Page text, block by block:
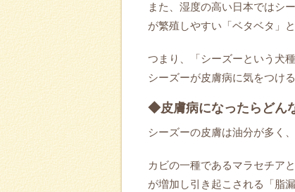
また、湿度の高い日本ではシ
が繁殖しやすい「ベタベタ」
つまり、「シーズーという犬
シーズーが皮膚病に気をつけ
◆皮膚病になったらどん
シーズーの皮膚は油分が多く
カビの一種であるマラセチア
が増加し引き起こされる「脂